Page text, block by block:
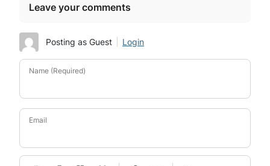
Leave your comments
Posting as Guest Login
Name (Required)
Email